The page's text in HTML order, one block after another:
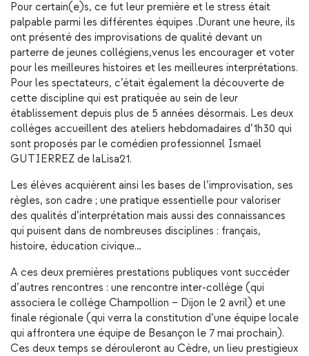
Pour certain(e)s, ce fut leur première et le stress était
palpable parmi les différentes équipes .Durant une heure, ils
ont présenté des improvisations de qualité devant un
parterre de jeunes collégiens,venus les encourager et voter
pour les meilleures histoires et les meilleures interprétations.
Pour les spectateurs, c’était également la découverte de
cette discipline qui est pratiquée au sein de leur
établissement depuis plus de 5 années désormais. Les deux
collèges accueillent des ateliers hebdomadaires d’1h30 qui
sont proposés par le comédien professionnel Ismaël
GUTIERREZ de laLisa21.
Les élèves acquièrent ainsi les bases de l’improvisation, ses
règles, son cadre ; une pratique essentielle pour valoriser
des qualités d’interprétation mais aussi des connaissances
qui puisent dans de nombreuses disciplines : français,
histoire, éducation civique…
A ces deux premières prestations publiques vont succéder
d’autres rencontres : une rencontre inter-collège (qui
associera le collège Champollion – Dijon le 2 avril) et une
finale régionale (qui verra la constitution d’une équipe locale
qui affrontera une équipe de Besançon le 7 mai prochain).
Ces deux temps se dérouleront au Cèdre, un lieu prestigieux